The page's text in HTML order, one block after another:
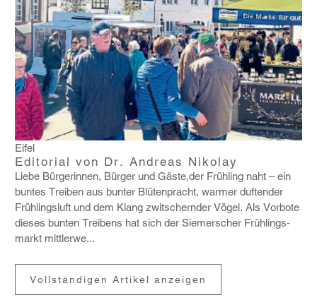
Eifel
Editorial von Dr. Andreas Nikolay
Liebe Bürge­rinnen, Bürger und Gäste,der Früh­ling naht – ein
buntes Treiben aus bunter Blüten­pracht, warmer duftender
Früh­lings­luft und dem Klang zwit­schernder Vögel. Als Vorbote
dieses bunten Trei­bens hat sich der Siemer­scher Früh­lings­
markt mitt­lerwe...
Vollständigen Artikel anzeigen